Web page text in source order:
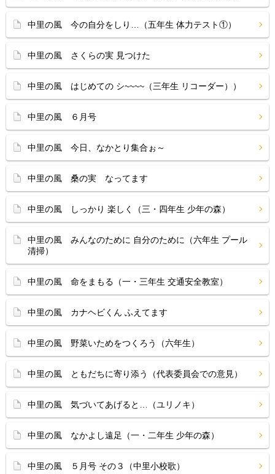
中里の風 今の自分をしり…（五年生 体力テスト①）
中里の風 さくらの実 見つけた
中里の風 はじめての シ~~~~（三年生 リコーダー））
中里の風 ６月号
中里の風 今日、なかとり集合ぉ～
中里の風 桑の実 なってます
中里の風 しっかり 楽しく（三・四年生 少年の森）
中里の風 みんなのために 自分のために（六年生 プール
清掃）
中里の風 命をまもる（一・三年生 交通安全教室）
中里の風 カナヘビくん ふえてます
中里の風 野菜いためをつくろう（六年生）
中里の風 ともだちに寄り添う（代表委員会での意見）
中里の風 気づいてあげると…（ユリノキ）
中里の風 なかよし遠足（一・二年生 少年の森）
中里の風 ５月号 その３（中里小校歌）